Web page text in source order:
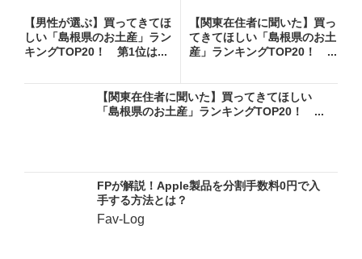
【男性が選ぶ】買ってきてほ
しい「島根県のお土産」ラン
キングTOP20！ 第1位は...
【関東在住者に聞いた】買っ
てきてほしい「島根県のお土
産」ランキングTOP20！ ...
【関東在住者に聞いた】買ってきてほしい
「島根県のお土産」ランキングTOP20！ ...
FPが解説！Apple製品を分割手数料0円で入
手する方法とは？
Fav-Log